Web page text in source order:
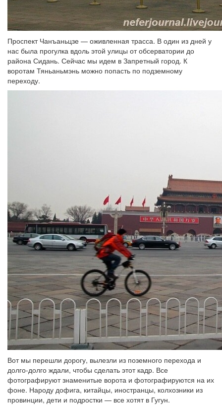
Проспект Чанъаньцзе — оживленная трасса. В один из дней у
нас была прогулка вдоль этой улицы от обсерватории до
района Сидань. Сейчас мы идем в Запретный город. К
воротам Тяньаньмэнь можно попасть по подземному
переходу.
Вот мы перешли дорогу, вылезли из поземного перехода и
долго-долго ждали, чтобы сделать этот кадр. Все
фотографируют знаменитые ворота и фотографируются на их
фоне. Народу дофига, китайцы, иностранцы, колхозники из
провинции, дети и подростки — все хотят в Гугун.